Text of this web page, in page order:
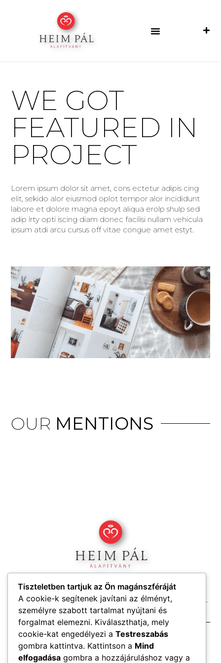
WE GOT
FEATURED IN
PROJECT
Lorem ipsum dolor sit amet, cons ectetur adipis cing
elit, sekido alor eiusmod oplot tempor alor incididunt
labore et dolore magna epoyt aliqua erolp shulp sed
adip lrty opti iscing diam donec facilisi nullam vehicula
ipsum atdi arcu cursus off vitae congue amet estyt.
OUR MENTIONS
KIKET SEGÍTÜNK? MIVEL SEGÍTÜNK?
HOGYAN TUDOD FELAJÁNLANI? ESZJA FELÜLET
Székhely: 2824 Várgesztes Széna utca 333.
Adószám: 18506965-2-11
Tiszteletben tartjuk az Ön magánszféráját
A cookie-k segítenek javítani az élményt,
személyre szabott tartalmat nyújtani és
forgalmat elemezni. Kiválaszthatja, mely
cookie-kat engedélyezi a Testreszabás
gombra kattintva. Kattintson a Mind
elfogadása gombra a hozzájáruláshoz vagy a